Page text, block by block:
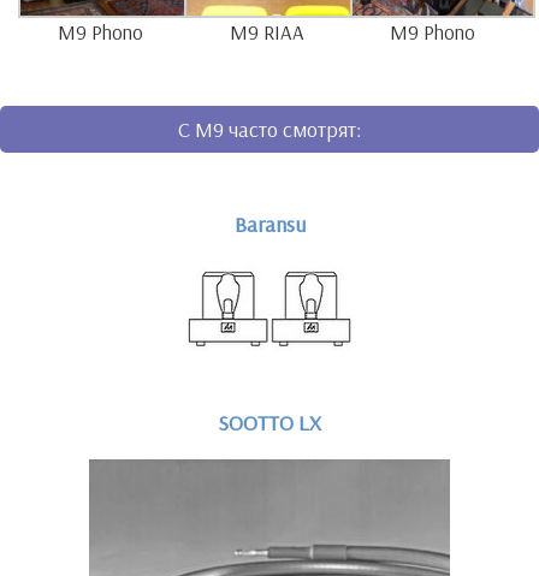
M9 Phono M9 RIAA M9 Phono
C M9 часто смотрят:
Baransu
SOOTTO LX